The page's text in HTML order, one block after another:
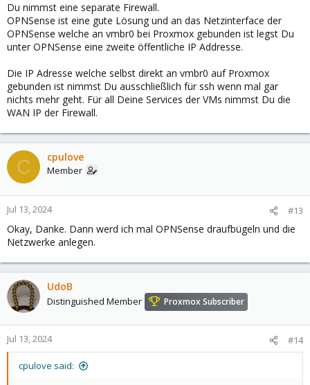
Du nimmst eine separate Firewall.
OPNSense ist eine gute Lösung und an das Netzinterface der
OPNSense welche an vmbr0 bei Proxmox gebunden ist legst Du
unter OPNSense eine zweite öffentliche IP Addresse.
Die IP Adresse welche selbst direkt an vmbr0 auf Proxmox
gebunden ist nimmst Du ausschließlich für ssh wenn mal gar
nichts mehr geht. Für all Deine Services der VMs nimmst Du die
WAN IP der Firewall.
C cpulove
Member
Jul 13, 2024 #13
Okay, Danke. Dann werd ich mal OPNSense draufbügeln und die
Netzwerke anlegen.
UdoB
Distinguished Member Proxmox Subscriber
Jul 13, 2024 #14
cpulove said: